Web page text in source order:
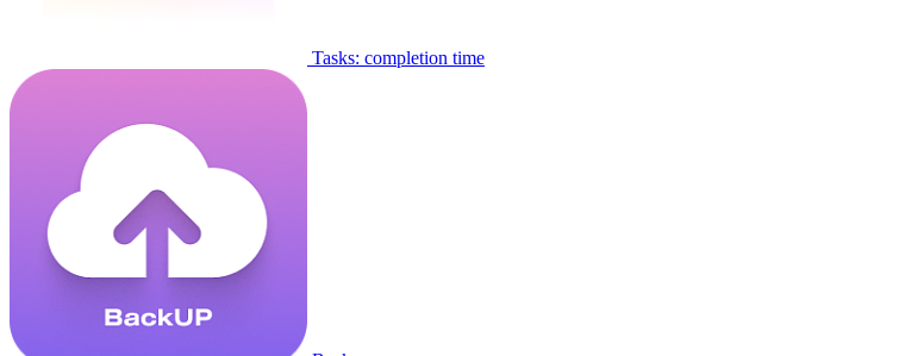
Tasks: completion time